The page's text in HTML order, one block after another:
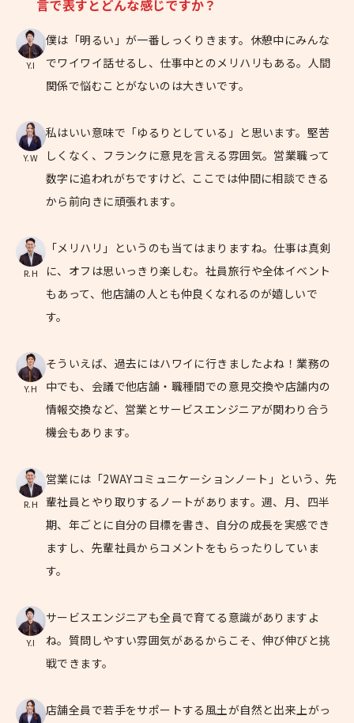
言で表すとどんな感じですか？
Y.I
僕は「明るい」が一番しっくりきます。休憩中にみんな
でワイワイ話せるし、仕事中とのメリハリもある。人間
関係で悩むことがないのは大きいです。
Y.W
私はいい意味で「ゆるりとしている」と思います。堅苦
しくなく、フランクに意見を言える雰囲気。営業職って
数字に追われがちですけど、ここでは仲間に相談できる
から前向きに頑張れます。
R.H
「メリハリ」というのも当てはまりますね。仕事は真剣
に、オフは思いっきり楽しむ。社員旅行や全体イベント
もあって、他店舗の人とも仲良くなれるのが嬉しいで
す。
Y.H
そういえば、過去にはハワイに行きましたよね！業務の
中でも、会議で他店舗・職種間での意見交換や店舗内の
情報交換など、営業とサービスエンジニアが関わり合う
機会もあります。
R.H
営業には「2WAYコミュニケーションノート」という、先
輩社員とやり取りするノートがあります。週、月、四半
期、年ごとに自分の目標を書き、自分の成長を実感でき
ますし、先輩社員からコメントをもらったりしていま
す。
Y.I
サービスエンジニアも全員で育てる意識がありますよ
ね。質問しやすい雰囲気があるからこそ、伸び伸びと挑
戦できます。
店舗全員で若手をサポートする風土が自然と出来上がっ